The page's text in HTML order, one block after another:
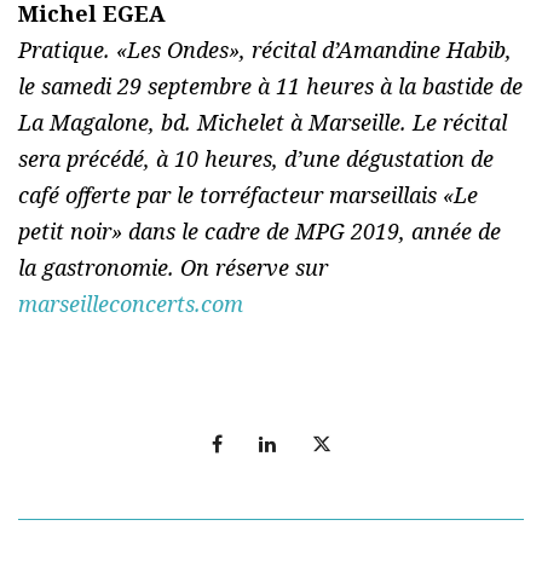
Michel EGEA
Pratique. «Les Ondes», récital d’Amandine Habib,
le samedi 29 septembre à 11 heures à la bastide de
La Magalone, bd. Michelet à Marseille. Le récital
sera précédé, à 10 heures, d’une dégustation de
café offerte par le torréfacteur marseillais «Le
petit noir» dans le cadre de MPG 2019, année de
la gastronomie. On réserve sur
marseilleconcerts.com